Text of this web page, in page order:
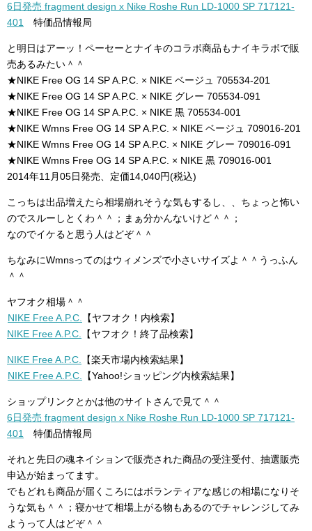
6日発売 fragment design x Nike Roshe Run LD-1000 SP 717121-
401
特価品情報局
と明日はアーッ！ペーセーとナイキのコラボ商品もナイキラボで販
売あるみたい＾＾
★NIKE Free OG 14 SP A.P.C. × NIKE ベージュ 705534-201
★NIKE Free OG 14 SP A.P.C. × NIKE グレー 705534-091
★NIKE Free OG 14 SP A.P.C. × NIKE 黒 705534-001
★NIKE Wmns Free OG 14 SP A.P.C. × NIKE ベージュ 709016-201
★NIKE Wmns Free OG 14 SP A.P.C. × NIKE グレー 709016-091
★NIKE Wmns Free OG 14 SP A.P.C. × NIKE 黒 709016-001
2014年11月05日発売、定価14,040円(税込)
こっちは出品増えたら相場崩れそうな気もするし、、ちょっと怖い
のでスルーしとくわ＾＾；まぁ分かんないけど＾＾；
なのでイケると思う人はどぞ＾＾
ちなみにWmnsってのはウィメンズで小さいサイズよ＾＾うっふん
＾＾
ヤフオク相場＾＾
NIKE Free A.P.C.
【ヤフオク！内検索】
NIKE Free A.P.C.
【ヤフオク！終了品検索】
NIKE Free A.P.C.
【楽天市場内検索結果】
NIKE Free A.P.C.
【Yahoo!ショッピング内検索結果】
ショップリンクとかは他のサイトさんで見て＾＾
6日発売 fragment design x Nike Roshe Run LD-1000 SP 717121-
401
特価品情報局
それと先日の魂ネイションで販売された商品の受注受付、抽選販売
申込が始まってます。
でもどれも商品が届くころにはボランティアな感じの相場になりそ
うな気も＾＾；寝かせて相場上がる物もあるのでチャレンジしてみ
ようって人はどぞ＾＾